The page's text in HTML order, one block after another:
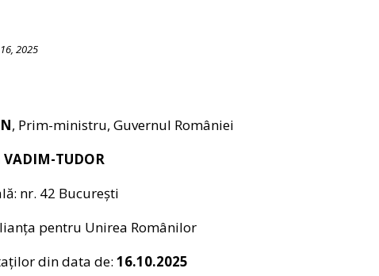
2025
, Prim-ministru, Guvernul României
TUDOR
nr. 42 București
pentru Unirea Românilor
din data de: 16.10.2025